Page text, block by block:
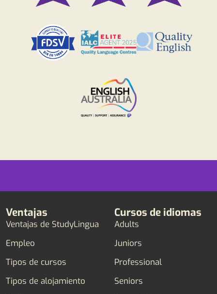
Ventajas
Ventajas de StudyLingua
Empleo
Tipos de cursos
Tipos de alojamiento
Cursos de idiomas
Adults
Juniors
Professional
Seniors